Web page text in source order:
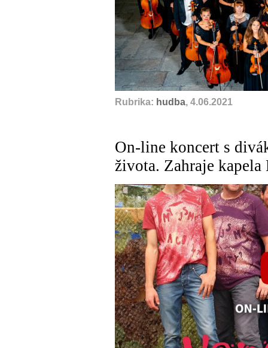
Rubrika: hudba, 4.06.2021
On-line koncert s
života. Zahraje kapela